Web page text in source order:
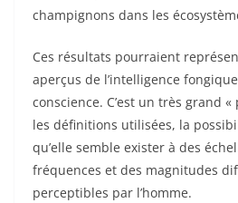
champignons dans les
Ces résultats pourraient
aperçus de l’intelligence
conscience. C’est un très grand
les définitions utilisées, la
qu’elle semble exister à des
fréquences et des magnitudes
perceptibles par l’homme.